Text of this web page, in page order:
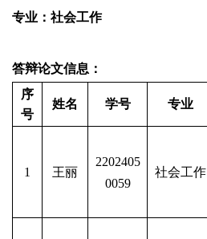
专业：社会工作
答辩论文信息：
序
号
姓名 学号 专业
1 王丽
2202405
0059
社会工作